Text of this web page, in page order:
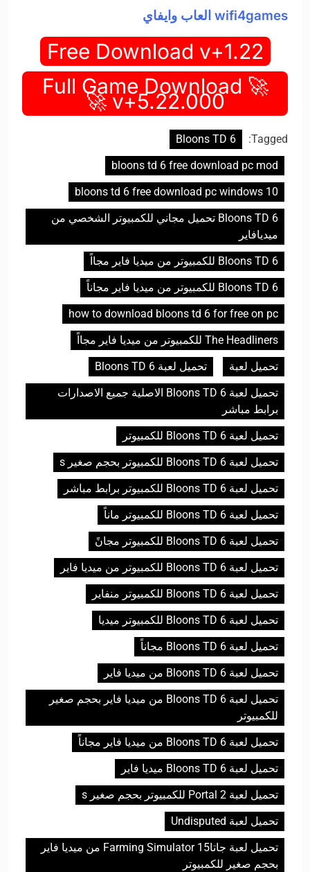
wifi4games العاب وايفاي
Free Download v+1.22
🚀 Full Game Download
v+5.22.000 🚀
Tagged:
Bloons TD 6
bloons td 6 free download pc mod
bloons td 6 free download pc windows 10
Bloons TD 6 تحميل مجاني للكمبيوتر الشخصي من
ميديافاير
Bloons TD 6 للكمبيوتر من ميديا فاير مجااً
Bloons TD 6 للكمبيوتر من ميديا فاير مجاناً
how to download bloons td 6 for free on pc
The Headliners للكمبيوتر من ميديا فاير مجااً
تحميل لعبة
تحميل لعبة Bloons TD 6
تحميل لعبة Bloons TD 6 الاصلية جميع الاصدارات
برابط مباشر
تحميل لعبة Bloons TD 6 للكمبيوتر
تحميل لعبة Bloons TD 6 للكمبيوتر بحجم صغير s
تحميل لعبة Bloons TD 6 للكمبيوتر برابط مباشر
تحميل لعبة Bloons TD 6 للكمبيوتر ماناً
تحميل لعبة Bloons TD 6 للكمبيوتر مجانً
تحميل لعبة Bloons TD 6 للكمبيوتر من ميديا فاير
تحميل لعبة Bloons TD 6 للكمبيوتر منفاير
تحميل لعبة Bloons TD 6 للكمبيوتر ميديا
تحميل لعبة Bloons TD 6 مجاناً
تحميل لعبة Bloons TD 6 من ميديا فاير
تحميل لعبة Bloons TD 6 من ميديا فاير بحجم صغير
للكمبيوتر
تحميل لعبة Bloons TD 6 من ميديا فاير مجاناً
تحميل لعبة Bloons TD 6 ميديا فاير
تحميل لعبة Portal 2 للكمبيوتر بحجم صغير s
تحميل لعبة Undisputed
تحميل لعبة جاتاFarming Simulator 15 من ميديا فاير
بحجم صغير للكمبيوتر